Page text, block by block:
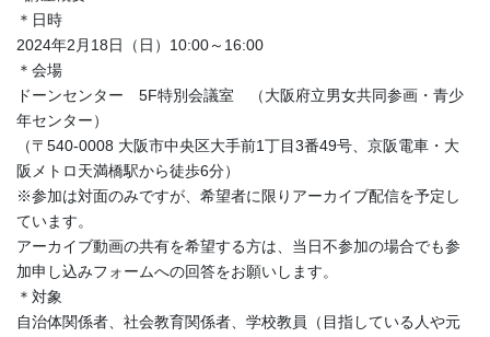
＊日時
2024年2月18日（日）10:00～16:00
＊会場
ドーンセンター 5F特別会議室 （大阪府立男女共同参画・青少
年センター）
（〒540-0008 大阪市中央区大手前1丁目3番49号、京阪電車・大
阪メトロ天満橋駅から徒歩6分）
※参加は対面のみですが、希望者に限りアーカイブ配信を予定し
ています。
アーカイブ動画の共有を希望する方は、当日不参加の場合でも参
加申し込みフォームへの回答をお願いします。
＊対象
自治体関係者、社会教育関係者、学校教員（目指している人や元